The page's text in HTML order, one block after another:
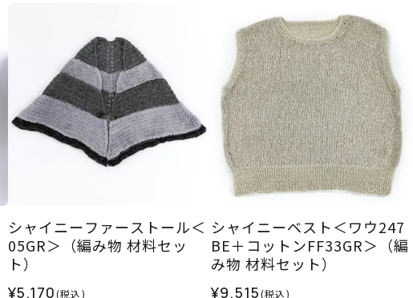
シャイニーファーストール＜
05GR＞（編み物 材料セッ
ト）
¥5,170(税込)
シャイニーベスト＜ワウ247
BE＋コットンFF33GR＞（編
み物 材料セット）
¥9,515(税込)